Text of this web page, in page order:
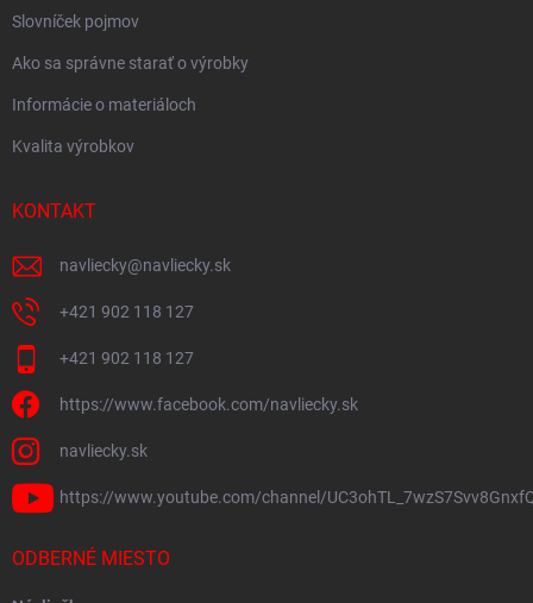
Slovníček pojmov
Ako sa správne starať o výrobky
Informácie o materiáloch
Kvalita výrobkov
KONTAKT
navliecky@navliecky.sk
+421 902 118 127
+421 902 118 127
https://www.facebook.com/navliecky.sk
navliecky.sk
https://www.youtube.com/channel/
ODBERNÉ MIESTO